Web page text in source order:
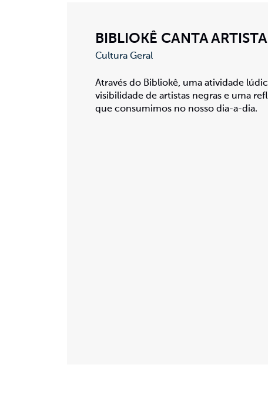
BIBLIOKÊ CANTA
Cultura Geral
Através do Bibliokê, uma atividade
visibilidade de artistas negras e uma
que consumimos no nosso dia-a-dia.